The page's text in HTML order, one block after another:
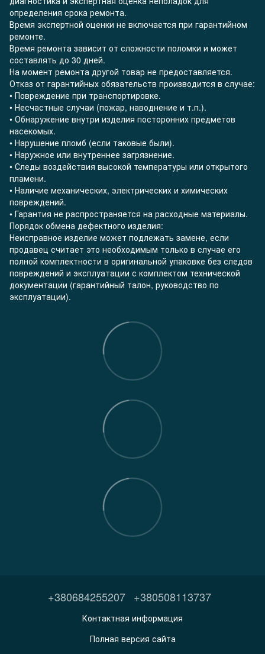
определения срока ремонта.
Время экспертной оценки не включается при гарантийном
ремонте.
Время ремонта зависит от сложности поломки и может
составлять до 30 дней.
На момент ремонта другой товар не предоставляется.
Отказ от гарантийных обязательств производится в случае:
• Повреждение при транспортировке.
• Несчастные случаи (пожар, наводнение и т.п.).
• Обнаружение внутри изделия посторонних предметов
насекомых.
• Нарушение пломб (если таковые были).
• Наружное или внутреннее загрязнение.
• Следы воздействия высокой температуры или открытого
пламени.
• Наличие механических, электрических и химических
повреждений.
• Гарантия не распространяется на расходные материалы.
Порядок обмена дефектного изделия:
Неисправное изделие может подлежать замене, если
продавец считает это необходимым только в случае его
полной комплектности в оригинальной упаковке без следов
повреждений и эксплуатации с комплектом технической
документации (гарантийный талон, руководство по
эксплуатации).
+380684255207 +380508113737
Контактная информация
Полная версия сайта